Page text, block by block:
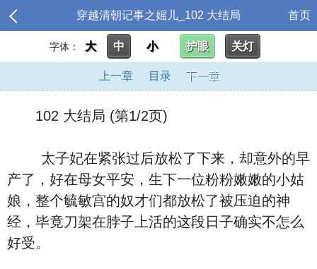
穿越清朝记事之媱儿_102 大结局 首页
字体： 大 中 小 护眼 关灯
上一章 目录 下一章
102 大结局 (第1/2页)
太子妃在紧张过后放松了下来，却意外的早
产了，好在母女平安，生下一位粉粉嫩嫩的小姑
娘，整个毓敏宫的奴才们都放松了被压迫的神
经，毕竟刀架在脖子上活的这段日子确实不怎么
好受。